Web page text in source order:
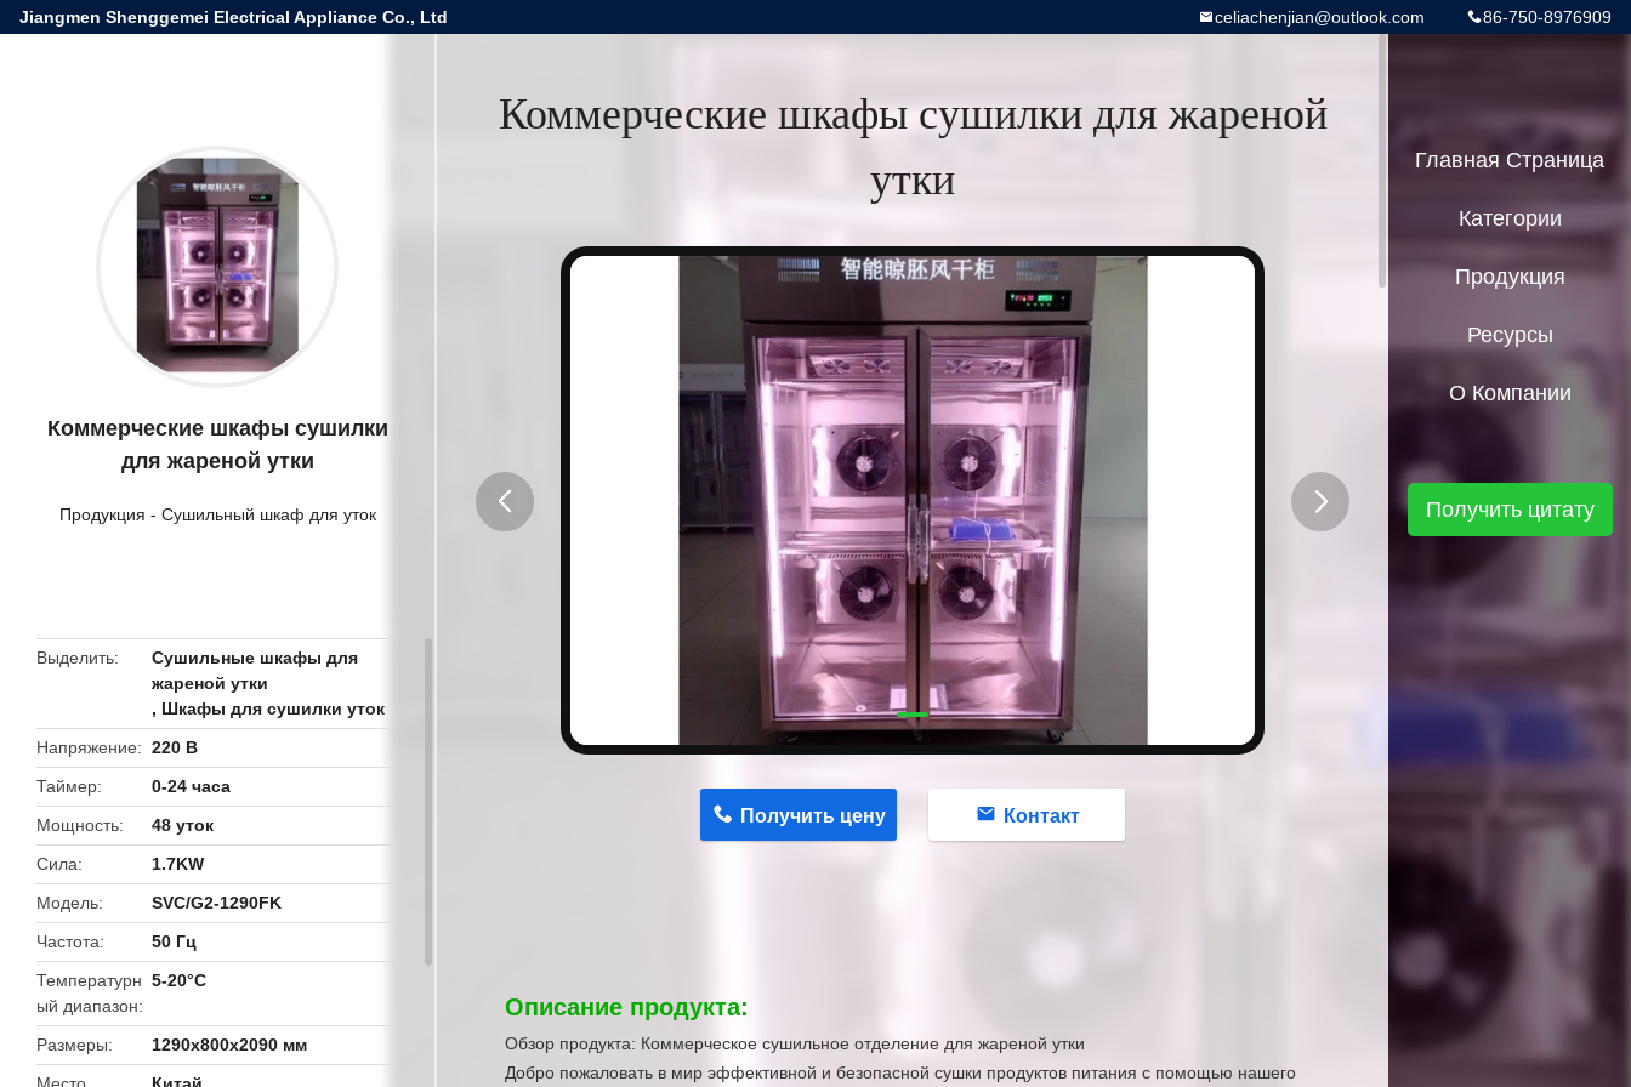
Jiangmen Shenggemei Electrical Appliance Co., Ltd 86-750-8976909
celiachenjian@outlook.com
Коммерческие шкафы сушилки
для жареной утки
Продукция - Сушильный шкаф для уток
Выделить
Сушильные шкафы для
жареной утки
, Шкафы для сушилки уток
Напряжение
220 В
Таймер
0-24 часа
Мощность
48 уток
Сила
1.7KW
Модель
SVC/G2-1290FK
Частота
50 Гц
Температурн
ый диапазон
5-20°C
Размеры
1290x800x2090 мм
Коммерческие шкафы сушилки для жареной
утки
Получить цену Контакт
Описание продукта:
Обзор продукта: Коммерческое сушильное отделение для жареной утки
Добро пожаловать в мир эффективной и безопасной сушки продуктов питания с помощью нашего
Главная Страница
Категории
Продукция
Ресурсы
О Компании
Получить цитату